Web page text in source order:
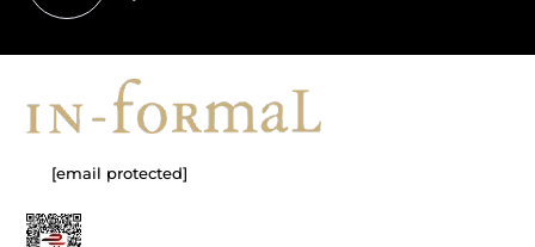
[email protected]